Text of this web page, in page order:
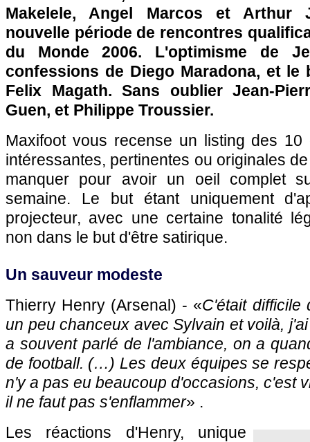
Makelele, Angel Marcos et Arthur
nouvelle période de rencontres
du Monde 2006. L'optimisme de
confessions de Diego Maradona, et le
Felix Magath. Sans oublier Jean-
Guen, et Philippe Troussier.
Maxifoot vous recense un listing des 10
intéressantes, pertinentes ou originales
manquer pour avoir un oeil complet
semaine. Le but étant uniquement
projecteur, avec une certaine tonalité
non dans le but d'être satirique.
Un sauveur modeste
Thierry Henry (Arsenal) - «C'était
un peu chanceux avec Sylvain et voilà,
a souvent parlé de l'ambiance, on a
de football. (…) Les deux équipes se
n'y a pas eu beaucoup d'occasions, c'est
il ne faut pas s'enflammer» .
Les réactions d'Henry, unique